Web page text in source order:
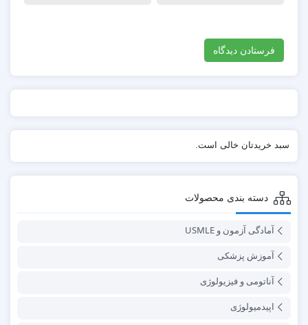
سبد خریدتان خالی است.
دسته بندی محصولات
آمادگی آزمون و USMLE
آموزش پزشکی
آناتومی و فیزیولوژی
اپیدمیولوژی